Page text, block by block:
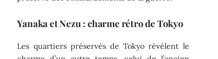
Yanaka et Nezu : charme rétro de Tokyo
Les quartiers préservés de Tokyo révèlent le